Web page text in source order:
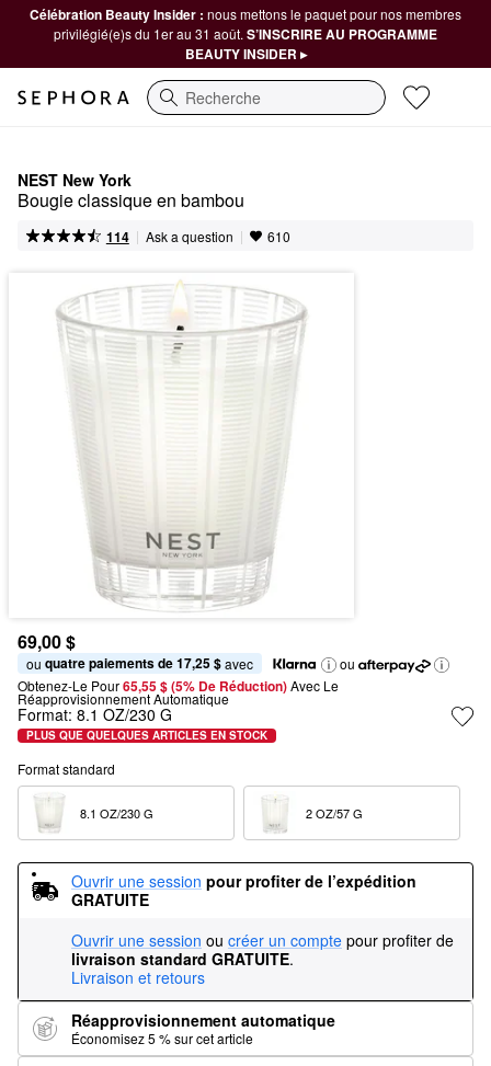
Célébration Beauty Insider : nous mettons le paquet pour nos membres
privilégié(e)s du 1er au 31 août. S’INSCRIRE AU PROGRAMME
BEAUTY INSIDER ▸
Recherche
NEST New York
Bougie classique en bambou
114 | Ask a question | 610
69,00 $
ou quatre paiements de 17,25 $ avec
ou
Obtenez-Le Pour65,55 $ (5% De Réduction) Avec Le
Réapprovisionnement Automatique
Format: 8.1 OZ/230 G
PLUS QUE QUELQUES ARTICLES EN STOCK
Format standard
Ouvrir une session pour profiter de l’expédition
GRATUITE
Ouvrir une session ou créer un compte pour profiter de
livraison standard GRATUITE.
Livraison et retours
Réapprovisionnement automatique
Économisez 5 % sur cet article